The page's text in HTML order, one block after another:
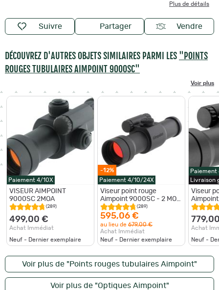
Plus de détails
Suivre Partager Vendre
DÉCOUVREZ D'AUTRES OBJETS SIMILAIRES PARMI LES "POINTS
ROUGES TUBULAIRES AIMPOINT 9000SC"
Voir plus
Paiement 4/10X
VISEUR AIMPOINT
9000SC 2MOA
(289)
499,00 €
Achat Immédiat
Neuf - Dernier exemplaire
-12%
Paiement 4/10/24X
Viseur point rouge
Aimpoint 9000SC - 2 MOA
Noir
(289)
595,06 €
au lieu de 679,00 €
Achat Immédiat
Neuf - Dernier exemplaire
Livraison
Viseur
Achat
Neuf -
Voir plus de "Points rouges tubulaires Aimpoint"
Voir plus de "Optiques Aimpoint"